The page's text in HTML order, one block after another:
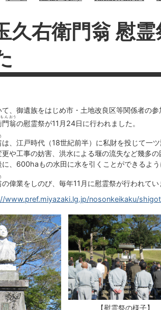
久右衛門翁 慰
、御遺族をはじめ市・土地改良区等関係者の
門
ん
翁
おう
の慰霊祭が11月24日に行われました。
は、江戸時代（18世紀前半）に私財を投じて一
や工事の妨害、洪水による堰の流失など幾多
、600haもの水田に水を引くことができるよう
の偉業をしのび、毎年11月に慰霊祭が行われてい
www.pref.miyazaki.lg.jp/nosonkeikaku/
【慰霊祭の様子】